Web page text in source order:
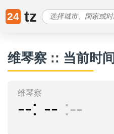
24 tz
维琴察 :: 当前时间
维琴察
-- -- --